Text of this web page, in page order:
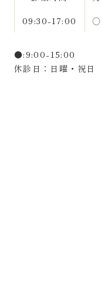
09:30-17:00
○
●:9:00-15:00
休診日：日曜・祝日